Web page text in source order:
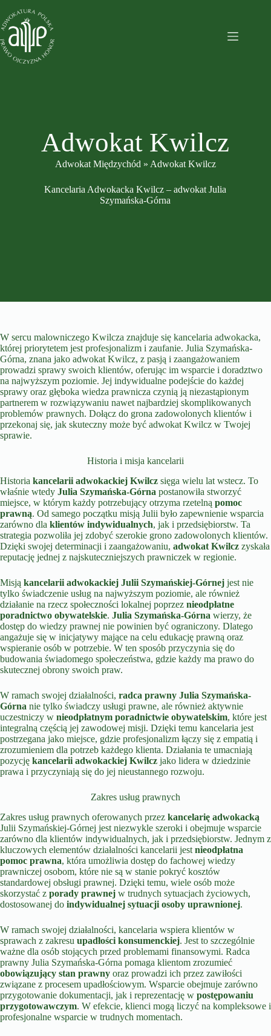
do
treści
Adwokat Kwilcz
Adwokat Międzychód » Adwokat Kwilcz
Kancelaria Adwokacka Kwilcz – adwokat Julia
Szymańska-Górna
W sercu malowniczego Kwilcza znajduje się kancelaria adwokacka,
której priorytetem jest profesjonalizm i zaufanie. Julia Szymańska-
Górna, znana jako adwokat Kwilcz, z pasją i zaangażowaniem
prowadzi sprawy swoich klientów, oferując im wsparcie i doradztwo
na najwyższym poziomie. Jej indywidualne podejście do każdej
sprawy oraz głęboka wiedza prawnicza czynią ją niezastąpionym
partnerem w rozwiązywaniu nawet najbardziej skomplikowanych
problemów prawnych. Dołącz do grona zadowolonych klientów i
przekonaj się, jak skuteczny może być adwokat Kwilcz w Twojej
sprawie.
Historia i misja kancelarii
Historia kancelarii adwokackiej Kwilcz sięga wielu lat wstecz. To
właśnie wtedy Julia Szymańska-Górna postanowiła stworzyć
miejsce, w którym każdy potrzebujący otrzyma rzetelną pomoc
prawną. Od samego początku misją Julii było zapewnienie wsparcia
zarówno dla klientów indywidualnych, jak i przedsiębiorstw. Ta
strategia pozwoliła jej zdobyć szerokie grono zadowolonych klientów.
Dzięki swojej determinacji i zaangażowaniu, adwokat Kwilcz zyskała
reputację jednej z najskuteczniejszych prawniczek w regionie.
Misją kancelarii adwokackiej Julii Szymańskiej-Górnej jest nie
tylko świadczenie usług na najwyższym poziomie, ale również
działanie na rzecz społeczności lokalnej poprzez nieodpłatne
poradnictwo obywatelskie. Julia Szymańska-Górna wierzy, że
dostęp do wiedzy prawnej nie powinien być ograniczony. Dlatego
angażuje się w inicjatywy mające na celu edukację prawną oraz
wspieranie osób w potrzebie. W ten sposób przyczynia się do
budowania świadomego społeczeństwa, gdzie każdy ma prawo do
skutecznej obrony swoich praw.
W ramach swojej działalności, radca prawny Julia Szymańska-
Górna nie tylko świadczy usługi prawne, ale również aktywnie
uczestniczy w nieodpłatnym poradnictwie obywatelskim, które jest
integralną częścią jej zawodowej misji. Dzięki temu kancelaria jest
postrzegana jako miejsce, gdzie profesjonalizm łączy się z empatią i
zrozumieniem dla potrzeb każdego klienta. Działania te umacniają
pozycję kancelarii adwokackiej Kwilcz jako lidera w dziedzinie
prawa i przyczyniają się do jej nieustannego rozwoju.
Zakres usług prawnych
Zakres usług prawnych oferowanych przez kancelarię adwokacką
Julii Szymańskiej-Górnej jest niezwykle szeroki i obejmuje wsparcie
zarówno dla klientów indywidualnych, jak i przedsiębiorstw. Jednym z
kluczowych elementów działalności kancelarii jest nieodpłatna
pomoc prawna, która umożliwia dostęp do fachowej wiedzy
prawniczej osobom, które nie są w stanie pokryć kosztów
standardowej obsługi prawnej. Dzięki temu, wiele osób może
skorzystać z porady prawnej w trudnych sytuacjach życiowych,
dostosowanej do indywidualnej sytuacji osoby uprawnionej.
W ramach swojej działalności, kancelaria wspiera klientów w
sprawach z zakresu upadłości konsumenckiej. Jest to szczególnie
ważne dla osób stojących przed problemami finansowymi. Radca
prawny Julia Szymańska-Górna pomaga klientom zrozumieć
obowiązujący stan prawny oraz prowadzi ich przez zawiłości
związane z procesem upadłościowym. Wsparcie obejmuje zarówno
przygotowanie dokumentacji, jak i reprezentację w postępowaniu
przygotowawczym. W efekcie, klienci mogą liczyć na kompleksowe i
profesjonalne wsparcie w trudnych momentach.